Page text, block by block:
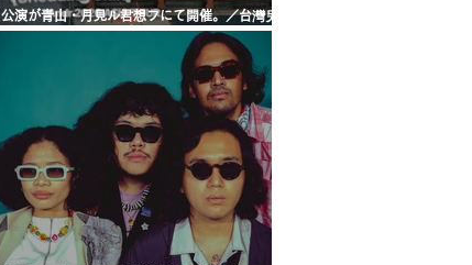
公演が青山・月見ル君想フにて開催。／台灣另
類流行新星〈Andr〉首場東京專場，將於青山